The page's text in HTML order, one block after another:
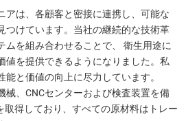
アは、各顧客と密接に連携し、可能な
つけています。当社の継続的な技術革
ムを組み合わせることで、 衛生用途に
値を提供できるようになりました。私
械、CNCセンターおよび検査装置を備
取得しており、すべての原材料はトレー